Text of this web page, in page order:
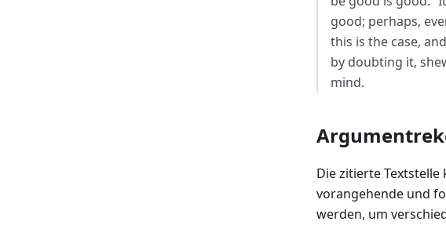
good; perhaps,
this is the case,
by doubting it,
mind.
Die zitierte
vorangehende und
werden, um